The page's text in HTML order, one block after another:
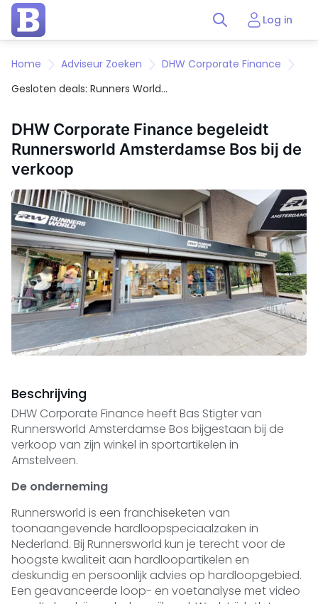
Log in
Home Adviseur Zoeken
DHW Corporate Finance
Gesloten deals: Runners World
DHW Corporate Finance begeleidt
Runnersworld Amsterdamse Bos bij de
verkoop
Beschrijving
DHW Corporate Finance heeft Bas Stigter van
Runnersworld Amsterdamse Bos bijgestaan bij de
verkoop van zijn winkel in sportartikelen in
Amstelveen.
De onderneming
Runnersworld is een franchiseketen van
toonaangevende hardloopspeciaalzaken in
Nederland. Bij Runnersworld kun je terecht voor de
hoogste kwaliteit aan hardloopartikelen en
deskundig en persoonlijk advies op hardloopgebied.
Een geavanceerde loop- en voetanalyse met video